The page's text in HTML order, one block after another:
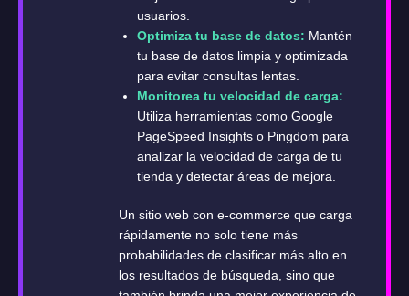
usuarios.
Optimiza tu base de datos: Mantén
tu base de datos limpia y optimizada
para evitar consultas lentas.
Monitorea tu velocidad de carga:
Utiliza herramientas como Google
PageSpeed Insights o Pingdom para
analizar la velocidad de carga de tu
tienda y detectar áreas de mejora.
Un sitio web con e-commerce que carga
rápidamente no solo tiene más
probabilidades de clasificar más alto en
los resultados de búsqueda, sino que